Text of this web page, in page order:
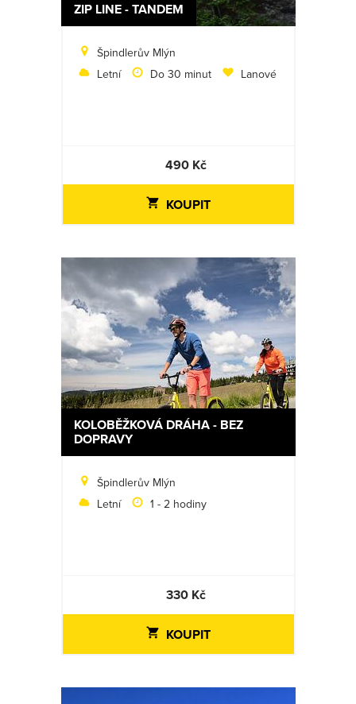
ZIP LINE - TANDEM
Špindlerův Mlýn
Letní
Do 30 minut Lanové
490 Kč
KOUPIT
KOLOBĚŽKOVÁ DRÁHA - BEZ
DOPRAVY
Špindlerův Mlýn
Letní
1 - 2 hodiny
330 Kč
KOUPIT